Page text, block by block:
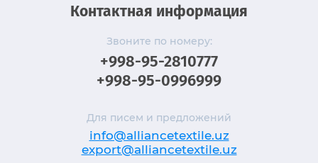
Контактная информация
Звоните по номеру:
+998-95-2810777
+998-95-0996999
Для писем и предложений
info@alliancetextile.uz
export@alliancetextile.uz